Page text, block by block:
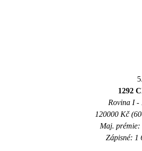
1292
Rovina I -
120000 Kč
Maj. prémie:
Zápisné: 1